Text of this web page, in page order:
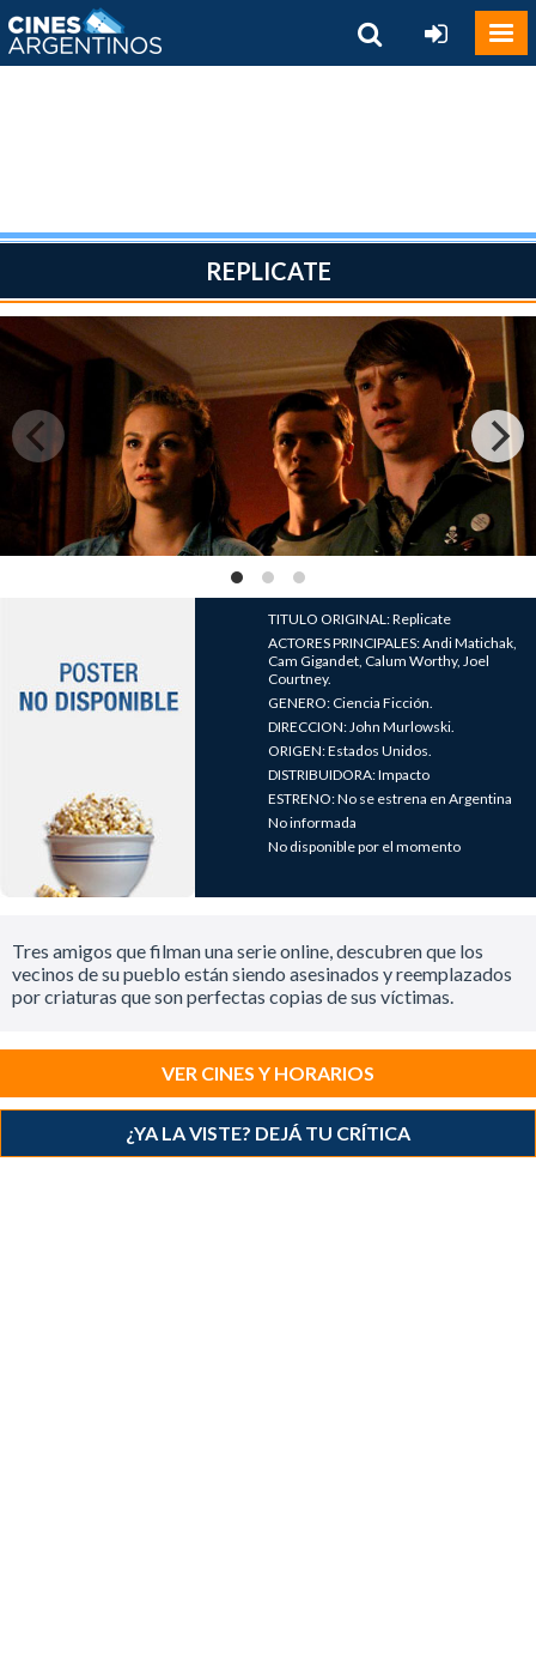
REPLICATE
TITULO ORIGINAL: Replicate
ACTORES PRINCIPALES: Andi Matichak,
Cam Gigandet, Calum Worthy, Joel
Courtney.
GENERO: Ciencia Ficción.
DIRECCION: John Murlowski.
ORIGEN: Estados Unidos.
DISTRIBUIDORA: Impacto
ESTRENO: No se estrena en Argentina
No informada
No disponible por el momento
Tres amigos que filman una serie online, descubren que los
vecinos de su pueblo están siendo asesinados y reemplazados
por criaturas que son perfectas copias de sus víctimas.
VER CINES Y HORARIOS
¿YA LA VISTE? DEJÁ TU CRÍTICA